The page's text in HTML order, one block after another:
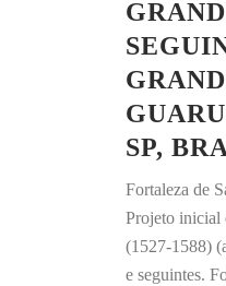
SP,
Fortaleza de
Projeto inicial
(1527-1588)
e seguintes.